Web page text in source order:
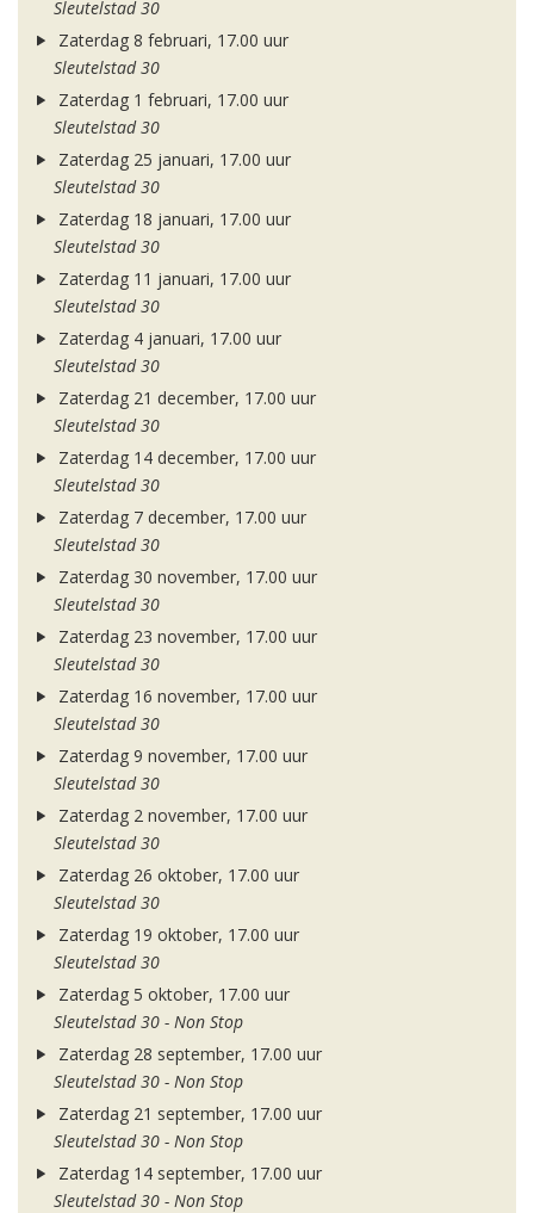
Sleutelstad 30
Zaterdag 8 februari, 17.00 uur
Sleutelstad 30
Zaterdag 1 februari, 17.00 uur
Sleutelstad 30
Zaterdag 25 januari, 17.00 uur
Sleutelstad 30
Zaterdag 18 januari, 17.00 uur
Sleutelstad 30
Zaterdag 11 januari, 17.00 uur
Sleutelstad 30
Zaterdag 4 januari, 17.00 uur
Sleutelstad 30
Zaterdag 21 december, 17.00 uur
Sleutelstad 30
Zaterdag 14 december, 17.00 uur
Sleutelstad 30
Zaterdag 7 december, 17.00 uur
Sleutelstad 30
Zaterdag 30 november, 17.00 uur
Sleutelstad 30
Zaterdag 23 november, 17.00 uur
Sleutelstad 30
Zaterdag 16 november, 17.00 uur
Sleutelstad 30
Zaterdag 9 november, 17.00 uur
Sleutelstad 30
Zaterdag 2 november, 17.00 uur
Sleutelstad 30
Zaterdag 26 oktober, 17.00 uur
Sleutelstad 30
Zaterdag 19 oktober, 17.00 uur
Sleutelstad 30
Zaterdag 5 oktober, 17.00 uur
Sleutelstad 30 - Non Stop
Zaterdag 28 september, 17.00 uur
Sleutelstad 30 - Non Stop
Zaterdag 21 september, 17.00 uur
Sleutelstad 30 - Non Stop
Zaterdag 14 september, 17.00 uur
Sleutelstad 30 - Non Stop